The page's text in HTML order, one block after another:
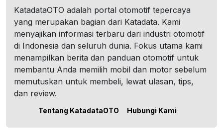
KatadataOTO adalah portal otomotif tepercaya
yang merupakan bagian dari Katadata. Kami
menyajikan informasi terbaru dari industri otomotif
di Indonesia dan seluruh dunia. Fokus utama kami
menampilkan berita dan panduan otomotif untuk
membantu Anda memilih mobil dan motor sebelum
memutuskan untuk membeli, lewat ulasan, tips,
dan review.
Tentang KatadataOTO Hubungi Kami